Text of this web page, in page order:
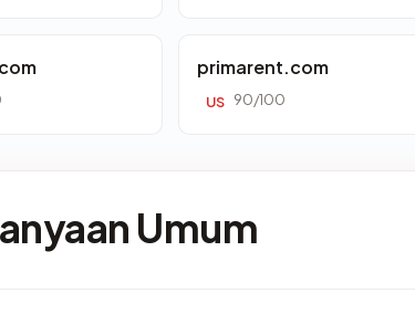
primarent.com
US 90/100
Umum